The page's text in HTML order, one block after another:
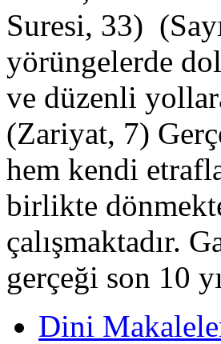
Suresi, 33)
yörüngelerde
ve düzenli
(Zariyat, 7)
hem kendi
birlikte
çalışmaktadır.
gerçeği son 10
Dini